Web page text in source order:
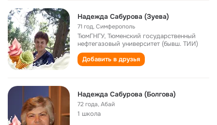
Надежда Сабурова (Зуева)
71 год,Симферополь
ТюмГНГУ, Тюменский государственный
нефтегазовый университет (бывш. ТИИ)
Добавить в друзья
Надежда Сабурова (Болгова)
72 года,Абай
1 школа